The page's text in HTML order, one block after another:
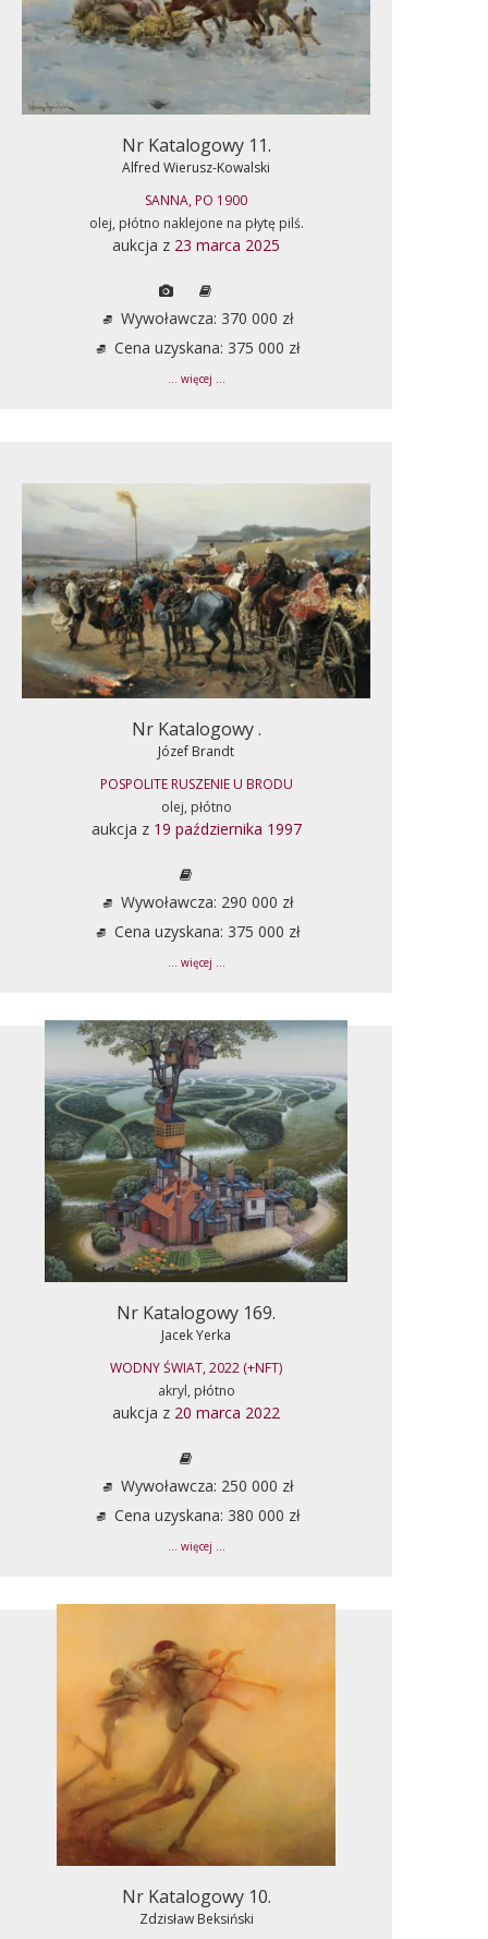
Nr Katalogowy 11.
Alfred Wierusz-Kowalski
SANNA, PO 1900
olej, płótno naklejone na płytę pilś.
aukcja z 23 marca 2025
Wywoławcza: 370 000 zł
Cena uzyskana: 375 000 zł
... więcej ...
Nr Katalogowy .
Józef Brandt
POSPOLITE RUSZENIE U BRODU
olej, płótno
aukcja z 19 października 1997
Wywoławcza: 290 000 zł
Cena uzyskana: 375 000 zł
... więcej ...
Nr Katalogowy 169.
Jacek Yerka
WODNY ŚWIAT, 2022 (+NFT)
akryl, płótno
aukcja z 20 marca 2022
Wywoławcza: 250 000 zł
Cena uzyskana: 380 000 zł
... więcej ...
Nr Katalogowy 10.
Zdzisław Beksiński